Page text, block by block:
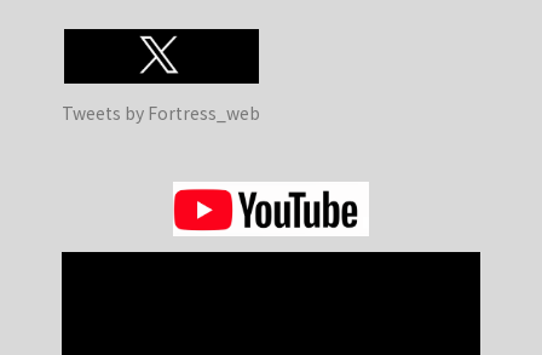
Tweets by Fortress_web